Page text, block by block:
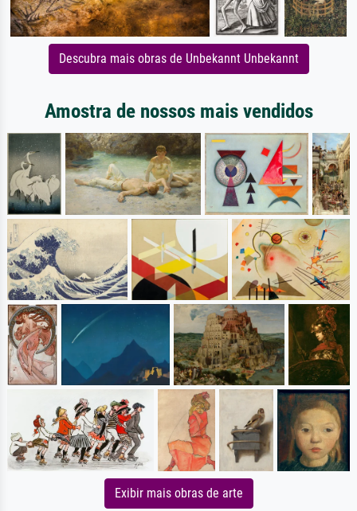
Descubra mais obras de Unbekannt Unbekannt
Amostra de nossos mais vendidos
Exibir mais obras de arte